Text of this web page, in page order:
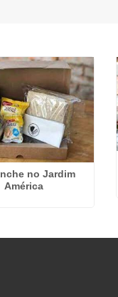
no Jardim
América